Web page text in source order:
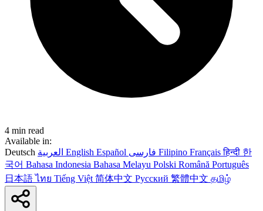
4 min read
Available in:
Deutsch
English Español Filipino Françaisहिन्दी 한
국어 Bahasa Indonesia Bahasa Melayu Polski Română Português
日本語ไทย Tiếng Việt 简体中文 Русский 繁體中文 தமிழ்